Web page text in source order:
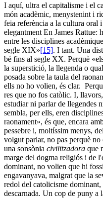
I aquí, ultra el capitalisme i el
món acadèmic, menystenint i
feia referència a la cultura oral
elegantment En James Rattue:
entre les disciplines
segle XIX»[15]. I tant. Una
bé fins al segle XX. Perquè
la superstició, la llegenda o
posada sobre la taula del
ells no ho volien, és clar.
res que no fos catòlic. I,
estudiar ni parlar de llegendes
sembla, per ells, eren
raonament», és que, encara
pessebre i, moltíssim menys,
volgut parlar, no pas perquè no
una sonsònia civilitzadora que
marge del dogma religiós i de
dominant, no volien que hi
engavanyava, malgrat que la
redol del catolicisme dominant,
descarnada. Un cop de puny a